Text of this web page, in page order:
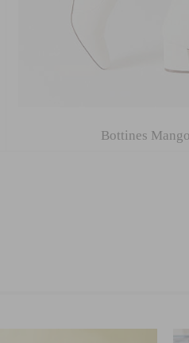
Bottines Mango